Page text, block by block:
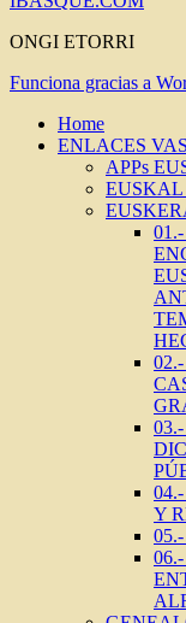
ONGI ETORRI
Funciona gracias a
Home
ENLACES
APPs
Y